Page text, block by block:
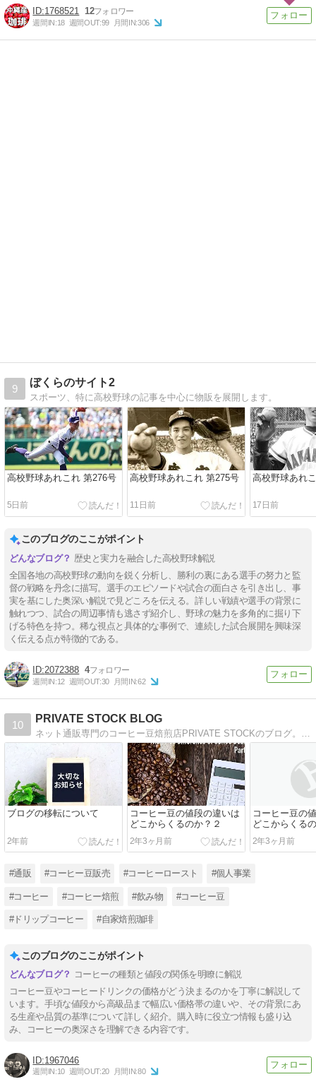
1768521 12
週間IN:18 週間OUT:99 月間IN:306
9
ぼくらのサイト2
スポーツ、特に高校野球の記事を中心に物販を展開します。
高校野球あれこれ 第276号
5日前
高校野球あれこれ 第275号
11日前
高校野球あれ
17日前
このブログのここがポイント
歴史と実力を融合した高校野球解説
全国各地の高校野球の動向を鋭く分析し、勝利の裏にある選手の努力と監
督の戦略を丹念に描写。選手のエピソードや試合の面白さを引き出し、事
実を基にした奥深い解説で見どころを伝える。詳しい戦績や選手の背景に
触れつつ、試合の周辺事情も逃さず紹介し、野球の魅力を多角的に掘り下
げる特色を持つ。稀な視点と具体的な事例で、連続した試合展開を興味深
く伝える点が特徴的である。
2072388 4
週間IN:12 週間OUT:30 月間IN:62
10
PRIVATE STOCK BLOG
ブログの移転について
2年前
コーヒー豆の値段の違いは
どこからくるのか？２
2年3ヶ月前
コーヒー豆の
どこからくる
2年3ヶ月前
#通販 #コーヒー豆販売 #コーヒーロースト #個人事業
#コーヒー #コーヒー焙煎 #飲み物 #コーヒー豆
#ドリップコーヒー #自家焙煎珈琲
このブログのここがポイント
コーヒーの種類と値段の関係を明瞭に解説
コーヒー豆やコーヒードリンクの価格がどう決まるのかを丁寧に解説して
います。手頃な値段から高級品まで幅広い価格帯の違いや、その背景にあ
る生産や品質の基準について詳しく紹介。購入時に役立つ情報も盛り込
み、コーヒーの奥深さを理解できる内容です。
1967046
週間IN:10 週間OUT:20 月間IN:80